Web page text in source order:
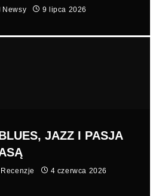
Newsy 9 lipca 2026
JAZZ I PASJA
Recenzje 4 czerwca 2026